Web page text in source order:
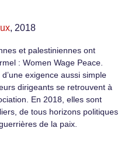
, 2018
et palestiniennes ont
: Women Wage Peace.
exigence aussi simple
dirigeants se retrouvent à
En 2018, elles sont
de tous horizons politiques
de la paix.